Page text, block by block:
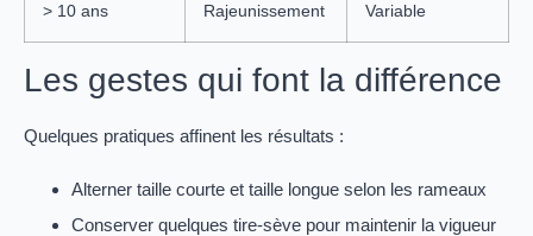
> 10 ans Rajeunissement Variable
Les gestes qui font la différence
Quelques pratiques affinent les résultats :
Alterner taille courte et taille longue selon les rameaux
Conserver quelques tire-sève pour maintenir la vigueur